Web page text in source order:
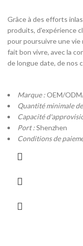
Grâce à des efforts
produits, d'expérience
pour poursuivre une
fait bon vivre, avec la
de longue date, de nos
Marque :OEM/
Quantité minimale
Capacité
Port :Shenzhen
Conditions de